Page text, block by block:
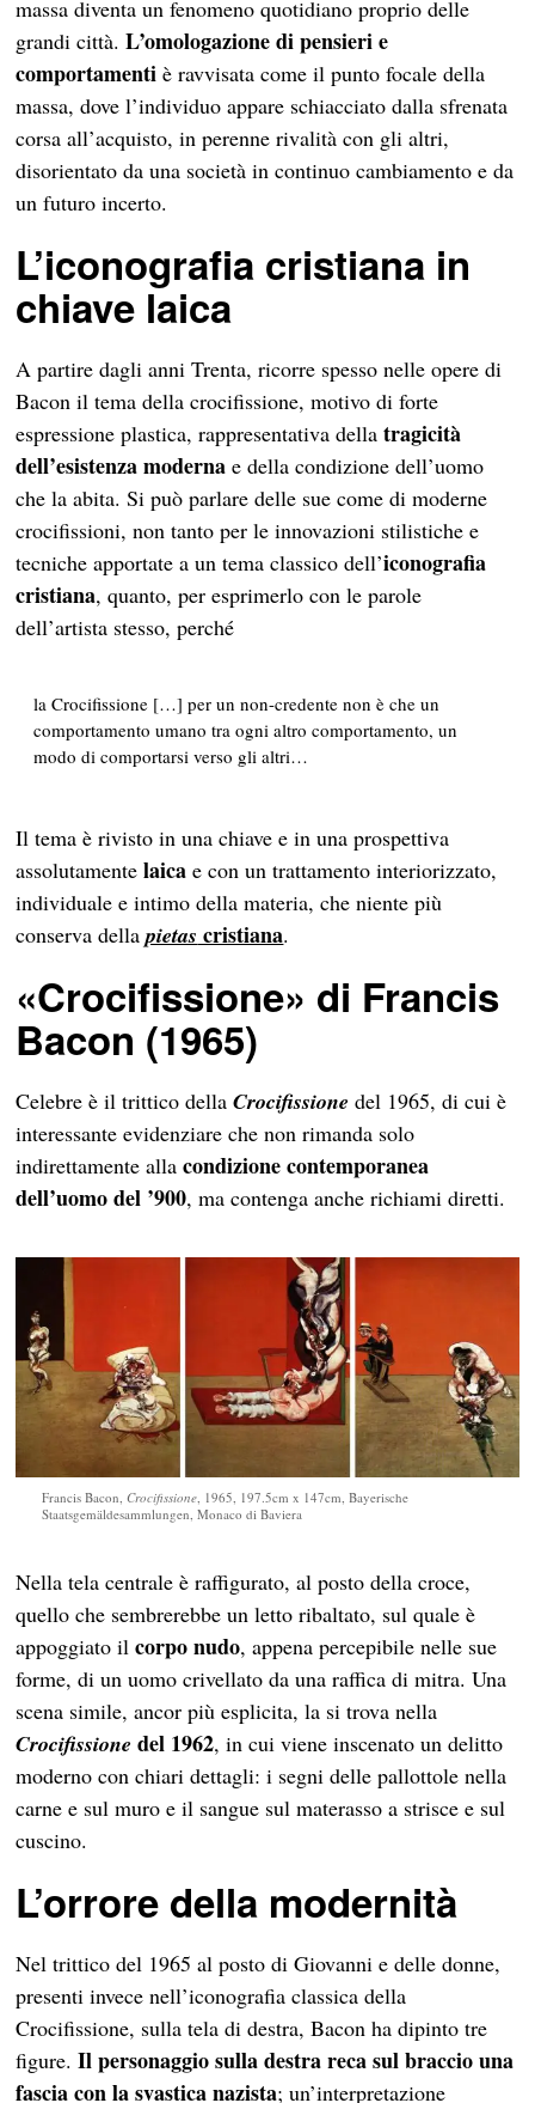
massa diventa un fenomeno quotidiano proprio delle
grandi città.L’omologazione di pensieri e
comportamentiè ravvisata come il punto focale della
massa, dove l’individuo appare schiacciato dalla sfrenata
corsa all’acquisto, in perenne rivalità con gli altri,
disorientato da una società in continuo cambiamento e da
un futuro incerto.
L’iconografia cristiana in
chiave laica
A partire dagli anni Trenta, ricorre spesso nelle opere di
Bacon il tema della crocifissione, motivo di forte
espressione plastica, rappresentativa dellatragicità
dell’esistenza modernae della condizione dell’uomo
che la abita. Si può parlare delle sue come di moderne
crocifissioni, non tanto per le innovazioni stilistiche e
tecniche apportate a un tema classico dell’iconografia
cristiana, quanto, per esprimerlo con le parole
dell’artista stesso, perché
la Crocifissione […] per un non-credente non è che un
comportamento umano tra ogni altro comportamento, un
modo di comportarsi verso gli altri…
Il tema è rivisto in una chiave e in una prospettiva
assolutamente laica e con un trattamento interiorizzato,
individuale e intimo della materia, che niente più
conserva della pietas cristiana.
«Crocifissione» di Francis
Bacon (1965)
Celebre è il trittico della Crocifissione del 1965, di cui è
interessante evidenziare che non rimanda solo
indirettamente allacondizione contemporanea
dell’uomo del ’900, ma contenga anche richiami diretti.
Francis Bacon, Crocifissione, 1965, 197.5cm x 147cm, Bayerische
Staatsgemäldesammlungen, Monaco di Baviera
Nella tela centrale è raffigurato, al posto della croce,
quello che sembrerebbe un letto ribaltato, sul quale è
appoggiato ilcorpo nudo, appena percepibile nelle sue
forme, di un uomo crivellato da una raffica di mitra. Una
scena simile, ancor più esplicita, la si trova nella
Crocifissione del 1962, in cui viene inscenato un delitto
moderno con chiari dettagli: i segni delle pallottole nella
carne e sul muro e il sangue sul materasso a strisce e sul
cuscino.
L’orrore della modernità
Nel trittico del 1965 al posto di Giovanni e delle donne,
presenti invece nell’iconografia classica della
Crocifissione, sulla tela di destra, Bacon ha dipinto tre
figure.Il personaggio sulla destra reca sul braccio una
fascia con la svastica nazista; un’interpretazione